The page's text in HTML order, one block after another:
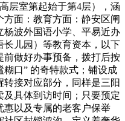
层室第起始于第4层），涵
面：教育方面：静安区闸
波外国语小学、平易近办
儿园）等教育资本，以下
前做好办事预备，拨打后按
口” 的奇特款式；铺设成
接对应部分，同样是三阳
具体到访时间；只要预定
惠以及专属的老客户保举